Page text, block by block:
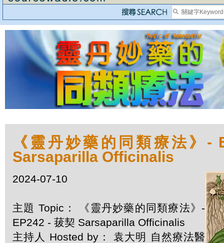
《靈丹妙藥的同類療法》-
Sarsaparilla Officinalis
2024-07-10
主題 Topic： 《靈丹妙藥的同類療法》-
EP242 - 菝契 Sarsaparilla Officinalis
主持人 Hosted by： 袁大明 自然療法醫